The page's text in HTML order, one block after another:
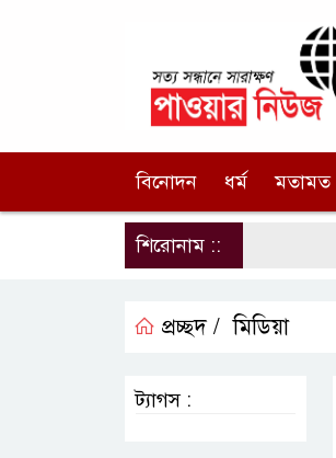
বিনোদন ধর্ম মতামত
শিরোনাম ::
প্রচ্ছদ / মিডিয়া
ট্যাগস :